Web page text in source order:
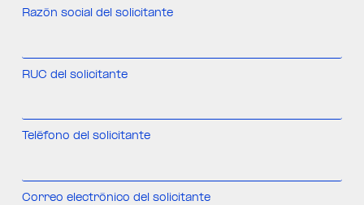
Razón social del solicitante
RUC del solicitante
Teléfono del solicitante
Correo electrónico del solicitante